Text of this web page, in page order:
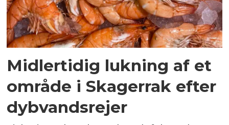
Midlertidig lukning af et
område i Skagerrak efter
dybvandsrejer